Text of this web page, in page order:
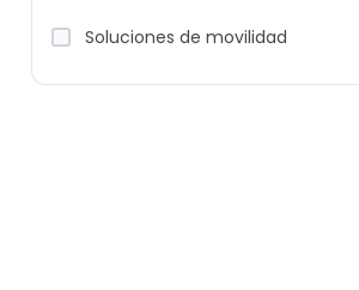
Soluciones de movilidad